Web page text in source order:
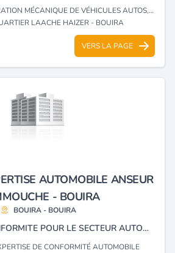
DE VÉHICULES AUTOS, RÉPARATION SPÉCIALISÉE DE PARTIES ET PIÈCES MÉCANIQUES POUR TOUS VÉHICULES
LAACHE HAIZER - BOUIRA
VERS LA PAGE
AUTOMOBILE ANSEUR
- BOUIRA
BOUIRA - BOUIRA
EXPERTISE EN CONFORMITE POUR LE SECTEUR AUTOMOBILE.
DE CONFORMITÉ AUTOMOBILE